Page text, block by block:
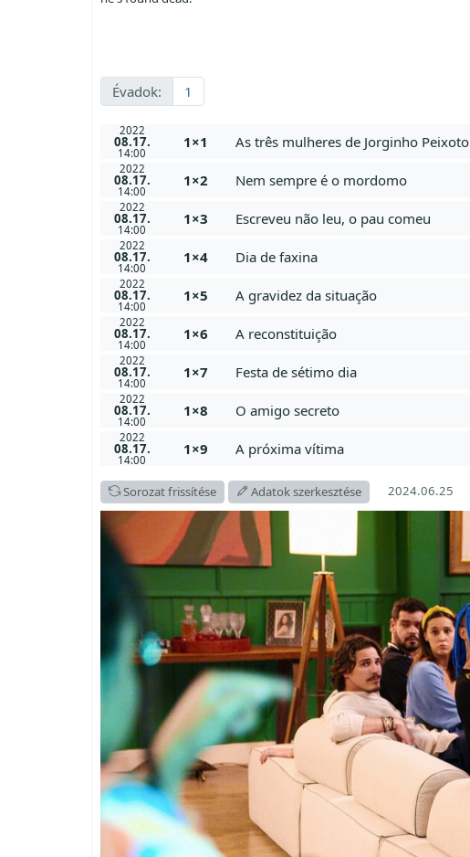
Évadok: 1
2022
08.17.
14:00
1×1 As três mulheres de Jorginho Peixoto
2022
08.17.
14:00
1×2 Nem sempre é o mordomo
2022
08.17.
14:00
1×3 Escreveu não leu, o pau comeu
2022
08.17.
14:00
1×4 Dia de faxina
2022
08.17.
14:00
1×5 A gravidez da situação
2022
08.17.
14:00
1×6 A reconstituição
2022
08.17.
14:00
1×7 Festa de sétimo dia
2022
08.17.
14:00
1×8 O amigo secreto
2022
08.17.
14:00
1×9 A próxima vítima
Sorozat frissítése Adatok szerkesztése 2024.06.25